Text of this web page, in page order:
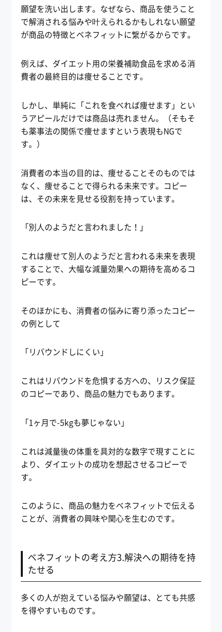
願望を洗い出します。なぜなら、商品を使うこと
で解消される悩みや叶えられるかもしれない願望
が商品の特徴とベネフィットに繋がるからです。
例えば、ダイエット用の栄養補助食品を求める消
費者の最終目的は痩せることです。
しかし、単純に「これを食べれば痩せます」とい
うアピールだけでは商品は売れません。（そもそ
も薬事法の関係で痩せますという表現もNGで
す。）
消費者の本当の目的は、痩せることそのものでは
なく、痩せることで得られる未来です。コピー
は、その未来を見せる役割を持っています。
「別人のようだと言われました！」
これは痩せて別人のようだと言われる未来を表現
することで、大幅な減量効果への期待を高めるコ
ピーです。
そのほかにも、消費者の悩みに寄り添ったコピー
の例として
「リバウンドしにくい」
これはリバウンドを危惧する方への、リスク保証
のコピーであり、商品の魅力でもあります。
「1ヶ月で-5kgも夢じゃない」
これは減量後の体重を具対的な数字で現すことに
より、ダイエットの成功を想起させるコピーで
す。
このように、商品の魅力をベネフィットで伝える
ことが、消費者の興味や関心を生むのです。
ベネフィットの考え方3.解決への期待を持
たせる
多くの人が抱えている悩みや願望は、とても共感
を得やすいものです。